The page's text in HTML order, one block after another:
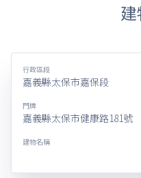
行政區段
嘉義縣太保市嘉保段
門牌
嘉義縣太保市健康路181號
建物名稱